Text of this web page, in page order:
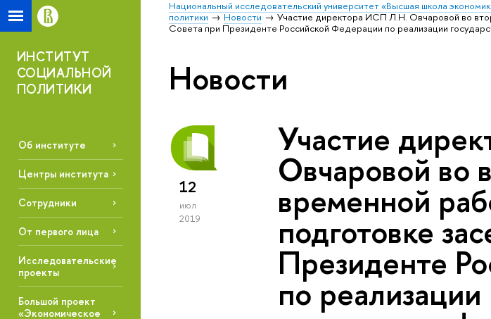
Национальный исследовательский университет «Высшая школа
политики
Новости
Участие директора ИСП Л.Н. Овчаровой во
Совета при Президенте Российской Федерации по реализации
ИНСТИТУТ
СОЦИАЛЬНОЙ
ПОЛИТИКИ
Об институте
Центры института
Сотрудники
От первого лица
Исследовательские
проекты
Большой проект
«Экономическое
Новости
12
июл
2019
Участие
Овчаровой во
временной
подготовке
Президенте
по